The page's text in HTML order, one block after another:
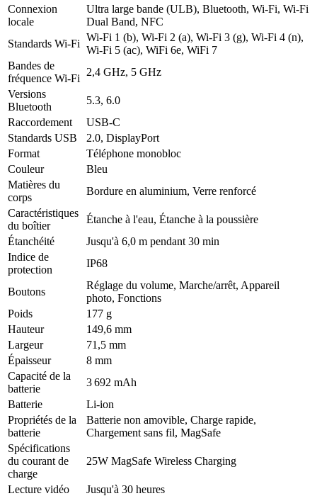
Connexion
locale
Ultra large bande (ULB), Bluetooth, Wi-Fi, Wi-Fi
Dual Band, NFC
Standards Wi-Fi
Wi-Fi 1 (b), Wi-Fi 2 (a), Wi-Fi 3 (g), Wi-Fi 4 (n),
Wi-Fi 5 (ac), WiFi 6e, WiFi 7
Bandes de
fréquence Wi-Fi
2,4 GHz, 5 GHz
Versions
Bluetooth
5.3, 6.0
Raccordement
USB-C
Standards USB
2.0, DisplayPort
Format
Téléphone monobloc
Couleur
Bleu
Matières du
corps
Bordure en aluminium, Verre renforcé
Caractéristiques
du boîtier
Étanche à l'eau, Étanche à la poussière
Étanchéité
Jusqu'à 6,0 m pendant 30 min
Indice de
protection
IP68
Boutons
Réglage du volume, Marche/arrêt, Appareil
photo, Fonctions
Poids
177 g
Hauteur
149,6 mm
Largeur
71,5 mm
Épaisseur
8 mm
Capacité de la
batterie
3 692 mAh
Batterie
Li-ion
Propriétés de la
batterie
Batterie non amovible, Charge rapide,
Chargement sans fil, MagSafe
Spécifications
du courant de
charge
25W MagSafe Wireless Charging
Lecture vidéo
Jusqu'à 30 heures